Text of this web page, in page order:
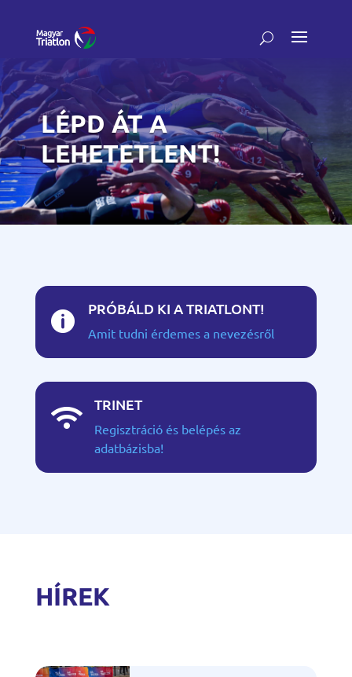
LÉPD ÁT A
LEHETETLENT!

PRÓBÁLD KI A TRIATLONT!
Amit tudni érdemes a nevezésről

TRINET
Regisztráció és belépés az
adatbázisba!
HÍREK